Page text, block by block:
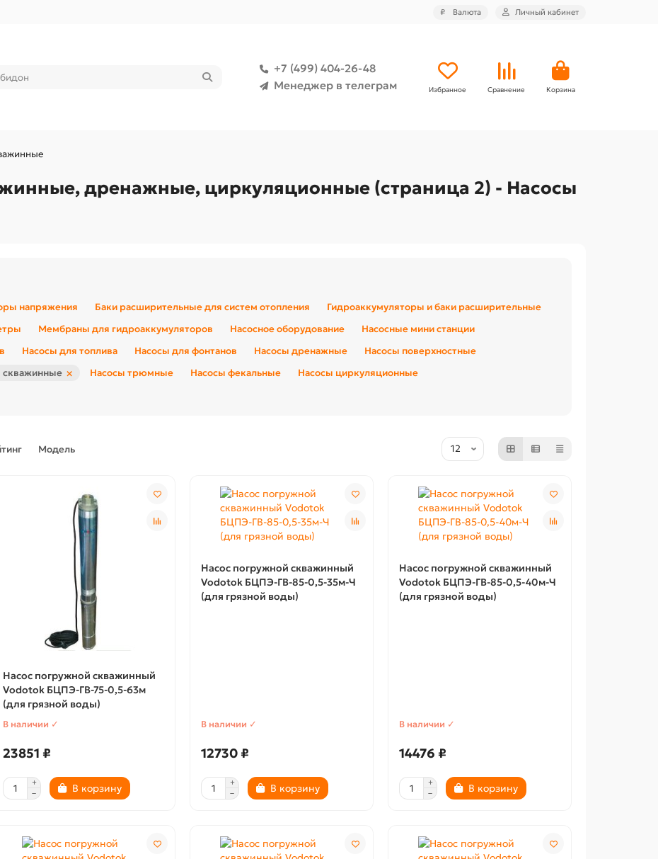
₽ Валюта Личный кабинет
+7 (499) 404-26-48
Менеджер в телеграм
Избранное Сравнение Корзина
дренажные, циркуляционные (страница 2) - Насосы
напряжения Баки расширительные для систем отопления
Гидроаккумуляторы и баки расширительные
Мембраны для гидроаккумуляторов Насосное оборудование
Насосные мини станции
Насосы для топлива Насосы для фонтанов Насосы дренажные
Насосы поверхностные
скважинные × Насосы трюмные Насосы фекальные
Насосы циркуляционные
Модель
Насос погружной скважинный
Vodotok БЦПЭ-ГВ-75-0,5-63м
(для грязной воды)
В наличии ✓
23851 ₽
В корзину
Насос погружной скважинный
Vodotok БЦПЭ-ГВ-85-0,5-35м-Ч
(для грязной воды)
В наличии ✓
12730 ₽
В корзину
Насос погружной скважинный
Vodotok БЦПЭ-ГВ-85-0,5-40м-Ч
(для грязной воды)
В наличии ✓
14476 ₽
В корзину